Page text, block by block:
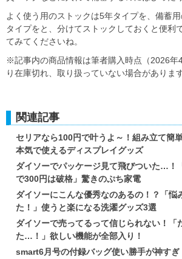
よく使う用のストックは5年タイプを、備蓄
タイプをと、分けてストックしておくと便利
てみてくださいね。
※記事内の商品情報は筆者購入時点（2026年
り在庫切れ、取り扱っていない場合があります
関連記事
セリアなら100円で叶うよ～！組み立て簡
本気で使えるディスプレイグッズ
ダイソーでパッケージ見て飛びついた…！
で300円は破格」驚きのぷち家電
ダイソーにこんな優秀なのあるの！？「悩
た！」使うと楽になる洗濯グッズ3選
ダイソーで売ってるって信じられない！「
た…！」欲しい機能が全部入り！
smart6月号の付録バッグ使い勝手が神すぎ